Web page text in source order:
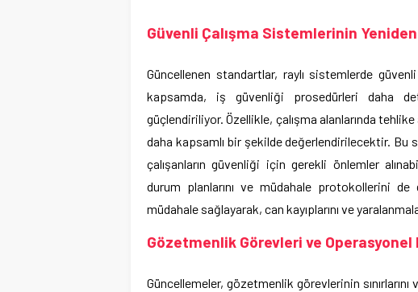
Güvenli Çalışma Sistemlerinin Yeniden
Güncellenen standartlar, raylı sistemlerde
kapsamda, iş güvenliği prosedürleri daha
güçlendiriliyor. Özellikle, çalışma alanlarında
daha kapsamlı bir şekilde değerlendirilecektir. Bu
çalışanların güvenliği için gerekli önlemler
durum planlarını ve müdahale protokollerini
müdahale sağlayarak, can kayıplarını ve
Gözetmenlik Görevleri ve
Güncellemeler, gözetmenlik görevlerinin